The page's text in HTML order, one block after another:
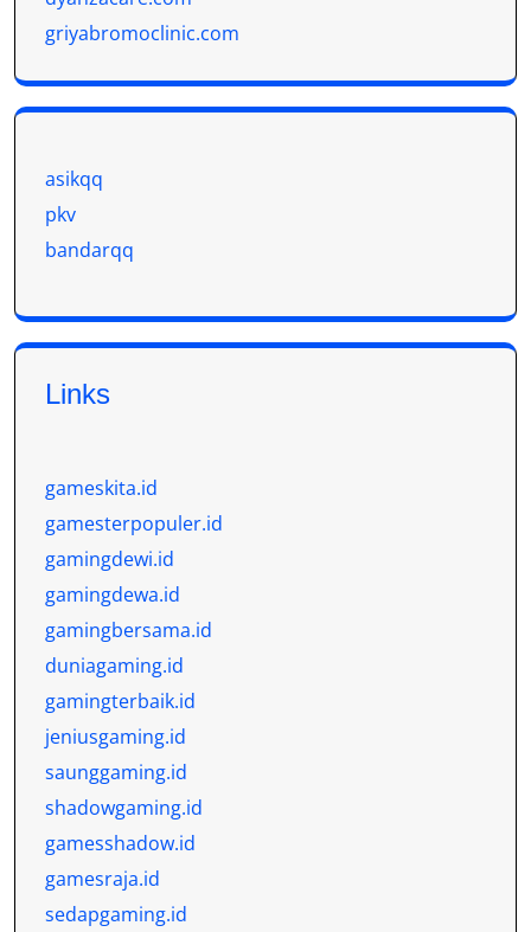
griyabromoclinic.com
asikqq
pkv
bandarqq
Links
gameskita.id
gamesterpopuler.id
gamingdewi.id
gamingdewa.id
gamingbersama.id
duniagaming.id
gamingterbaik.id
jeniusgaming.id
saunggaming.id
shadowgaming.id
gamesshadow.id
gamesraja.id
sedapgaming.id